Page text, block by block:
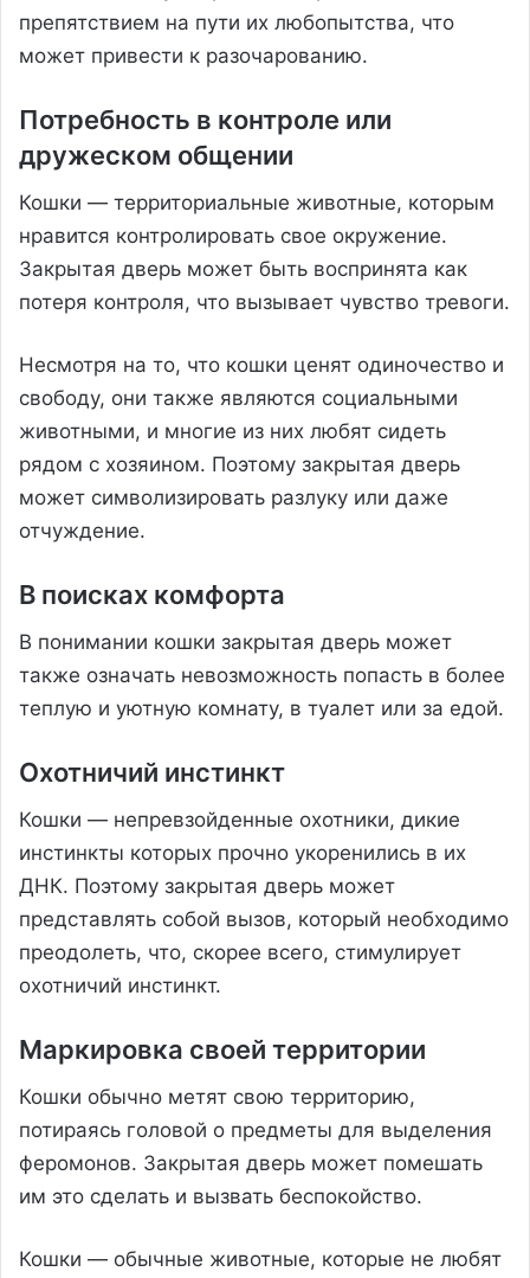
препятствием на пути их любопытства, что
может привести к разочарованию.
Потребность в контроле или
дружеском общении
Кошки — территориальные животные, которым
нравится контролировать свое окружение.
Закрытая дверь может быть воспринята как
потеря контроля, что вызывает чувство тревоги.
Несмотря на то, что кошки ценят одиночество и
свободу, они также являются социальными
животными, и многие из них любят сидеть
рядом с хозяином. Поэтому закрытая дверь
может символизировать разлуку или даже
отчуждение.
В поисках комфорта
В понимании кошки закрытая дверь может
также означать невозможность попасть в более
теплую и уютную комнату, в туалет или за едой.
Охотничий инстинкт
Кошки — непревзойденные охотники, дикие
инстинкты которых прочно укоренились в их
ДНК. Поэтому закрытая дверь может
представлять собой вызов, который необходимо
преодолеть, что, скорее всего, стимулирует
охотничий инстинкт.
Маркировка своей территории
Кошки обычно метят свою территорию,
потираясь головой о предметы для выделения
феромонов. Закрытая дверь может помешать
им это сделать и вызвать беспокойство.
Кошки — обычные животные, которые не любят